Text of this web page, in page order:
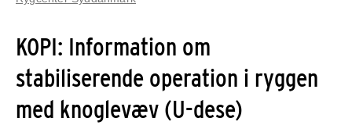
KOPI: Information om
stabiliserende operation i ryggen
med knoglevæv (U-dese)